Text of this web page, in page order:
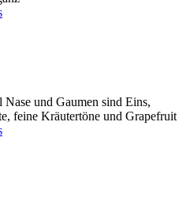
und Gaumen sind Eins,
feine Kräutertöne und Grapefruit